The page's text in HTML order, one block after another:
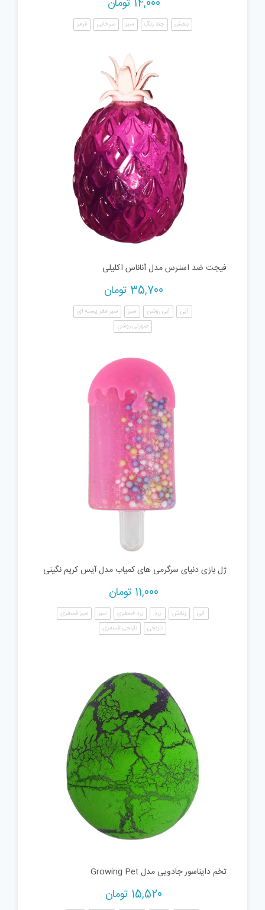
14,000 تومان
بنفش چند رنگ سبز سرخابی قرمز
فیجت ضد استرس مدل آناناس اکلیلی
35,700 تومان
آبی آبی روشن سبز
سبز مغز پسته ای
صورتی روشن
ژل بازی دنیای سرگرمی های کمیاب مدل آیس کریم نگینی
11,000 تومان
آبی بنفش زرد زرد فسفری سبز
سبز فسفری
نارنجی
نارنجی فسفری
تخم دایناسور جادویی مدل Growing Pet
15,520 تومان